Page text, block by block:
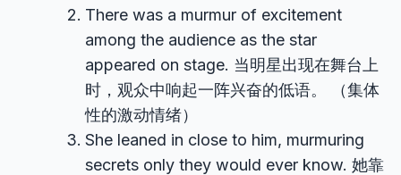
There was a murmur of excitement
among the audience as the star
appeared on stage. 当明星出现在舞台上
时，观众中响起一阵兴奋的低语。 （集体
性的激动情绪）
She leaned in close to him, murmuring
secrets only they would ever know. 她靠